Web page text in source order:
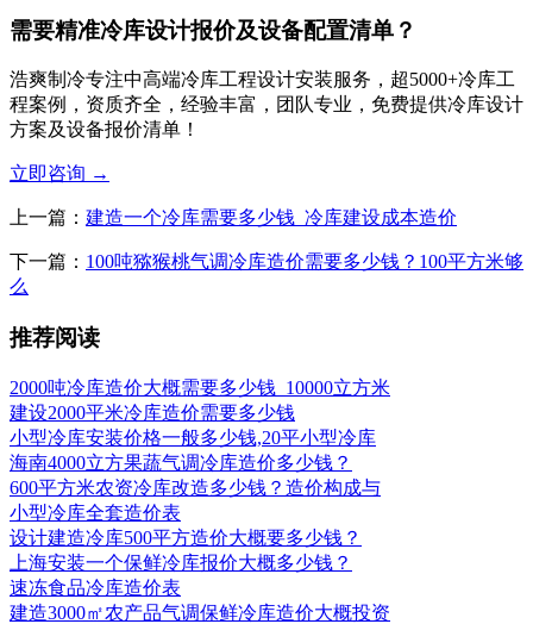
需要精准冷库设计报价及设备配置清单？
浩爽制冷专注中高端冷库工程设计安装服务，超5000+冷库工
程案例，资质齐全，经验丰富，团队专业，免费提供冷库设计
方案及设备报价清单！
立即咨询 →
上一篇： 建造一个冷库需要多少钱_冷库建设成本造价
下一篇： 100吨猕猴桃气调冷库造价需要多少钱？100平方米够
么
推荐阅读
2000吨冷库造价大概需要多少钱_10000立方米
建设2000平米冷库造价需要多少钱
小型冷库安装价格一般多少钱,20平小型冷库
海南4000立方果蔬气调冷库造价多少钱？
600平方米农资冷库改造多少钱？造价构成与
小型冷库全套造价表
设计建造冷库500平方造价大概要多少钱？
上海安装一个保鲜冷库报价大概多少钱？
速冻食品冷库造价表
建造3000㎡农产品气调保鲜冷库造价大概投资